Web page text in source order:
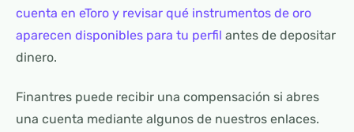
cuenta en eToro y revisar qué instrumentos de oro
aparecen disponibles para tu perfil antes de depositar
dinero.
Finantres puede recibir una compensación si abres
una cuenta mediante algunos de nuestros enlaces.